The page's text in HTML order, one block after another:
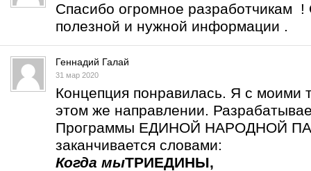
Спасибо огромное разработчикам
полезной и нужной информации .
Геннадий Галай
31 мар 2020
Концепция понравилась. Я с моими
этом же направлении.
Программы ЕДИНОЙ НАРОДНОЙ
заканчивается словами:
Когда мыТРИЕДИНЫ,